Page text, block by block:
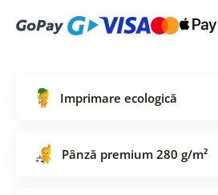
Imprimare ecologică
Pânză premium 280 g/m²